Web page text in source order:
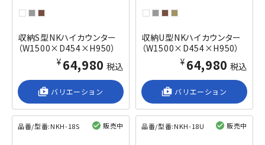
収納S型NKハイカウンター
（W1500×D454×H950）
¥64,980 税込
shop_2 バリエーション
収納U型NKハイカウンター
（W1500×D454×H950）
¥64,980 税込
shop_2 バリエーション
品番/型番:NKH-18S 販売中 品番/型番:NKH-18U 販売中